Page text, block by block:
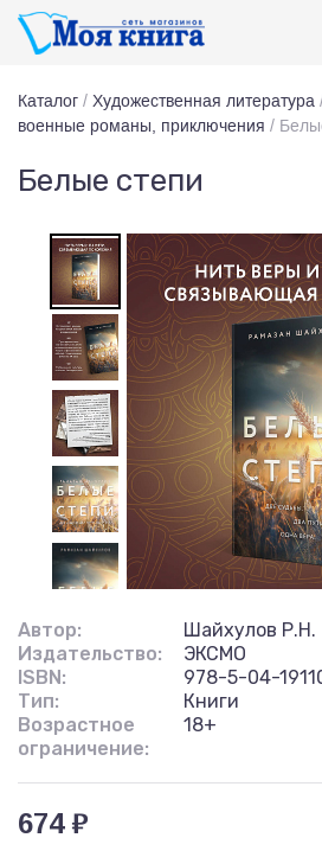
Каталог / Художественная литература
военные романы, приключения /
Белые степи
Автор:
Шайхулов Р.Н.
Издательство:
ЭКСМО
ISBN:
978-5-04-
Тип:
Книги
Возрастное
ограничение:
18+
674 ₽